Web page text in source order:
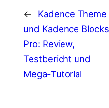
←
Kadence Theme
und Kadence Blocks
Pro: Review,
Testbericht und
Mega-Tutorial